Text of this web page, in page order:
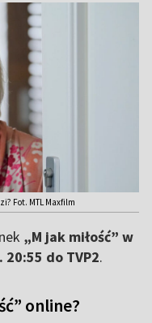
Fot. MTL Maxfilm
„M jak miłość” w
do TVP2.
online?